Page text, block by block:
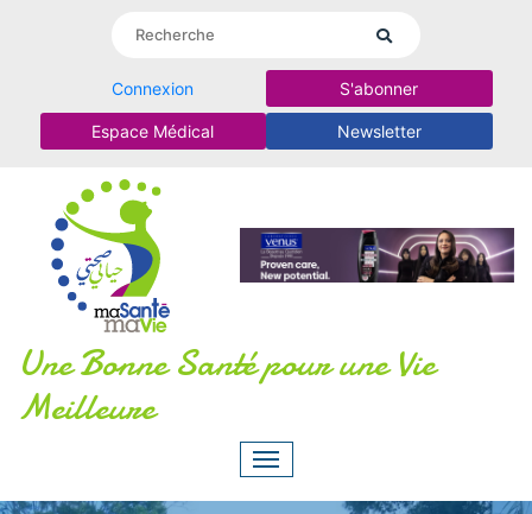
Connexion S'abonner
Espace Médical Newsletter
Une Bonne Santé pour une Vie
Meilleure